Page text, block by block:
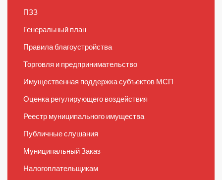
ПЗЗ
Генеральный план
Правила благоустройства
Торговля и предпринимательство
Имущественная поддержка субъектов МСП
Оценка регулирующего воздействия
Реестр муниципального имущества
Публичные слушания
Муниципальный Заказ
Налогоплательщикам